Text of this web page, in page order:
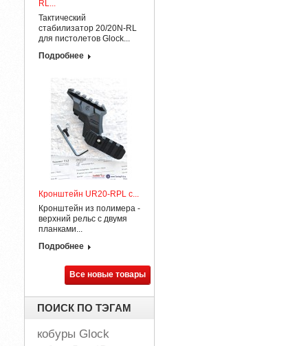
RL...
Тактический
стабилизатор 20/20N-RL
для пистолетов Glock...
Подробнее
Кронштейн UR20-RPL с...
Кронштейн из полимера -
верхний рельс с двумя
планками...
Подробнее
Все новые товары
ПОИСК ПО ТЭГАМ
кобуры Glock